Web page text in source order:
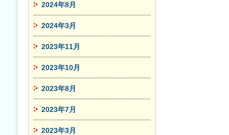
2024年8月
2024年3月
2023年11月
2023年10月
2023年8月
2023年7月
2023年3月